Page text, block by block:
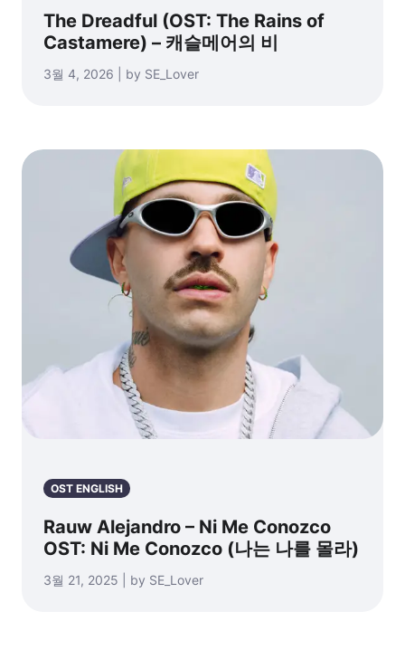
The Dreadful (OST: The Rains of
Castamere) – 캐슬메어의 비
3월 4, 2026 | by SE_Lover
OST ENGLISH
Rauw Alejandro – Ni Me Conozco
OST: Ni Me Conozco (나는 나를 몰라)
3월 21, 2025 | by SE_Lover